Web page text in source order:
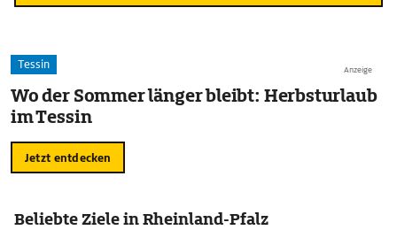
Anzeige
Tessin
Wo der Sommer länger bleibt: Herbsturlaub
im Tessin
Jetzt entdecken
Beliebte Ziele in Rheinland-Pfalz